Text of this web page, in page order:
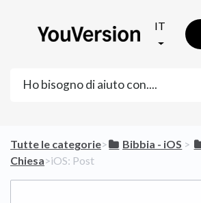
IT
Tutte le categorie​>​ ​Bibbia - iOS ​ > ​
Chiesa​>​ iOS: Post